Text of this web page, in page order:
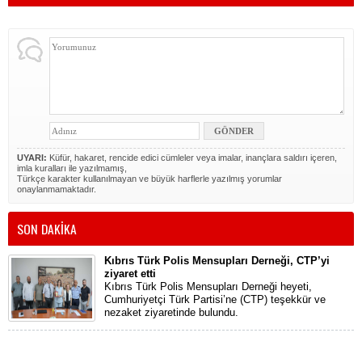
UYARI: Küfür, hakaret, rencide edici cümleler veya imalar, inançlara saldırı içeren,
imla kuralları ile yazılmamış,
Türkçe karakter kullanılmayan ve büyük harflerle yazılmış yorumlar
onaylanmamaktadır.
SON DAKİKA
Kıbrıs Türk Polis Mensupları Derneği, CTP’yi
ziyaret etti
Kıbrıs Türk Polis Mensupları Derneği heyeti,
Cumhuriyetçi Türk Partisi’ne (CTP) teşekkür ve
nezaket ziyaretinde bulundu.